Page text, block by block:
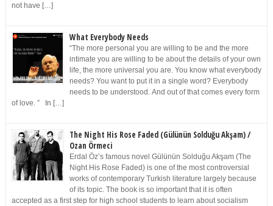
not have […]
What Everybody Needs
“The more personal you are willing to be and the more
intimate you are willing to be about the details of your own
life, the more universal you are. You know what everybody
needs? You want to put it in a single word? Everybody
needs to be understood. And out of that comes every form
of love. ” In […]
The Night His Rose Faded (Gülünün Solduğu Akşam) /
Ozan Örmeci
Erdal Öz’s famous novel Gülünün Solduğu Akşam (The
Night His Rose Faded) is one of the most controversial
works of contemporary Turkish literature largely because
of its topic. The book is so important that it is often
accepted as a first step for high school students to learn about socialism